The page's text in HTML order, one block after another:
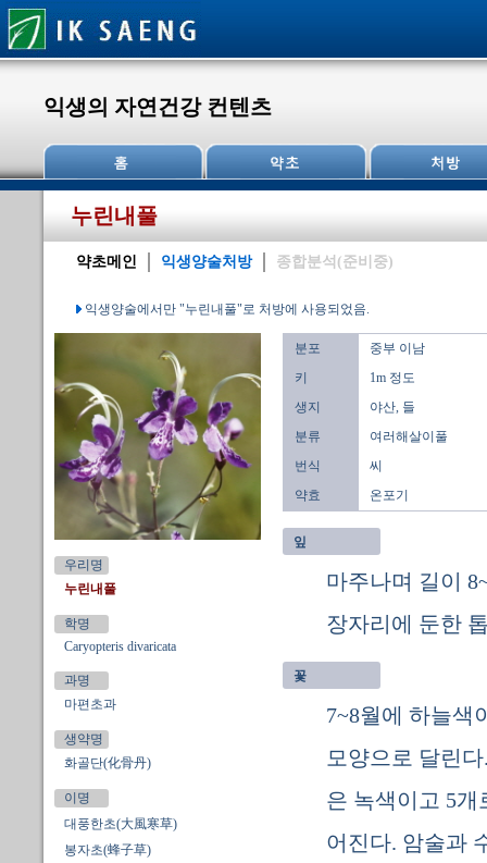
익생의 자연건강 컨텐츠
누린내풀
약초메인 익생양술처방 종합분석(준비중)
익생양술에서만 "누린내풀"로 처방에 사용되었음.
우리명
누린내풀
학명
Caryopteris divaricata
과명
마편초과
생약명
화골단(化骨丹)
이명
대풍한초(大風寒草)
봉자초(蜂子草)
분포
중부 이남
키
1m 정도
생지
야산, 들
분류
여러해살이풀
번식
씨
약효
온포기
잎
마주나며 길이
장자리에 둔한
꽃
7~8월에 하늘색
모양으로 달린
은 녹색이고 5
어진다. 암술과